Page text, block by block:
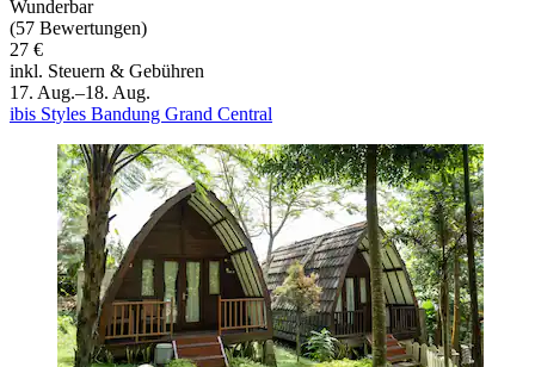
Wunderbar
(57 Bewertungen)
27 €
inkl. Steuern & Gebühren
17. Aug.–18. Aug.
ibis Styles Bandung Grand Central